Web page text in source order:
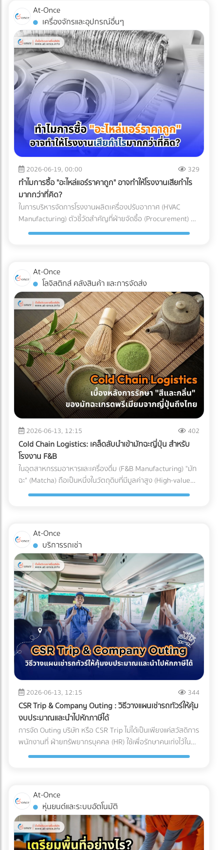
คาร์บอนในการส่งออกได้อย่างเห็นผล เปรียบเทียบวัสดุบรรจุ
ภัณฑ์สำหรับโรงงานอาหารแช่แข็ง บทสรุป การเปลี่ยนผ่านสู่บรรจุ
ภัณฑ์รักษ์โลกในสายการผลิตอาหารแช่แข็ง ไม่ใช่เรื่องของการ
หลับตาเลือกวัสดุที่มีป้าย Eco แปะอยู่ แต่เป็นการคำนวณเชิง
วิศวกรรมที่ต้องรักษาสมดุลระหว่าง "การรักษาสิ่งแวดล้อม" และ
"การรักษาคุณภาพอาหาร" การฝืนใช้วัสดุที่ทนความเย็นไม่ได้จน
ทำให้อาหารเสีย เกิดเป็นขยะอาหาร (Food Waste) จะสร้างผล
เสียต่อสิ่งแวดล้อมและต้นทุนของบริษัทมากกว่าตัวพลาสติกเอง
เสียอีก หัวใจสำคัญคือการเลือกพาร์ทเนอร์ด้านบรรจุภัณฑ์ที่
เข้าใจเทคโนโลยี Mono-material เพื่อผลักดันให้ธุรกิจของคุณ
เติบโตได้อย่างยั่งยืน ทั้งในแง่ของผลกำไรและการดูแลโลกใบนี้
การเลือกบรรจุภัณฑ์อาหารแช่แข็งที่ตอบโจทย์ทั้งนโยบาย ESG
และความปลอดภัยทางวิศวกรรม ไม่ใช่เรื่องที่ควรลองผิดลองถูก
คุณต้องการพาร์ทเนอร์ที่มีความเชี่ยวชาญตัวจริง เพื่อมาช่วย
ลดความเสี่ยง ป้องกันสินค้าเสียหาย และควบคุมต้นทุนของ
โรงงาน ไม่ต้องเสียเวลาค้นหาซัพพลายเออร์ทีละเจ้าให้เหนื่อย
เพราะที่ At-Once เราได้รวบรวมรายชื่อบริษัทและโรงงานชั้นนำ
กว่า 1,000 แห่งที่ให้บริการเกี่ยวข้องกับบรรจุภัณฑ์อย่างครบ
วงจรไว้ให้คุณแล้ว คลิกที่นี่!
หรือส่งออกไปยังประเทศที่มีข้อตกลงเขตการค้าเสรี (FTA) เช่น
จีน ญี่ปุ่น หรืออาเซียน ธุรกิจสามารถใช้ Certificate of Origin
(C/O) หรือหนังสือรับรองถิ่นกำเนิดสินค้า เพื่อขอลดหย่อนหรือ
ยกเว้นภาษีนำเข้าได้ ความเสี่ยง: กฎเกณฑ์ในการขอ C/O ของ
แต่ละประเทศมีความละเอียดอ่อนมาก หากกรอกข้อมูลใน
Commercial Invoice, Packing List ไม่ตรงกันเพียงจุดเดียว
หรือระบุเกณฑ์การผลิต (Origin Criteria) ผิดพลาด ปลายทาง
อาจปฏิเสธฟอร์มนั้นทันที ทำให้ผู้นำเข้าต้องจ่ายภาษีในอัตราปกติ
(MFN Rate) แบบเต็มจำนวน 3. ตกม้าตายเรื่องใบอนุญาตเฉพาะ
ทาง (Restricted Goods Licenses) สินค้าหลายประเภทไม่
สามารถนำเข้าได้ทันทีแม้จะจ่ายภาษีครบแล้วก็ตาม แต่ต้องมีใบ
อนุญาตจากหน่วยงานที่เกี่ยวข้อง เช่น อย. (FDA), มอก. (TISI),
หรือกรมวิชาการเกษตร ความเสี่ยง: หากธุรกิจสั่งของเข้ามาถึง
ท่าเรือแล้วเพิ่งทราบว่าต้องใช้ใบอนุญาต สินค้าจะถูกอายัดไว้ที่
ท่าเรือทันที สิ่งที่ตามมาคือ ค่าเสียเวลาพื้นที่ท่าเรือ
(Demurrage) และ ค่าเสียเวลาตู้ (Detention) ที่วิ่งเดินหน้าทุกวัน
(มักเริ่มต้นที่หลักพันและพุ่งสูงขึ้นเรื่อยๆ ต่อตู้ต่อวัน) หากขอใบ
อนุญาตไม่ทัน สินค้านั้นอาจถูกบังคับส่งกลับประเทศต้นทางหรือ
ถูกทำลายทิ้ง เปรียบเทียบชัดๆ: ทำเอง vs. ใช้ผู้เชี่ยวชาญ เพื่อชี้
ให้เห็นภาพชัดเจนว่าทำไมการจ้าง Freight Forwarder หรือ
การตามแก้ปัญหา ในอุตสาหกรรมโลจิสติกส์ มีประโยคคลาสสิกที่
ว่า "ปัญหาหน้าด่านศุลกากร เป็นปัญหาที่จ่ายแพงที่สุด" การ
ทำงานร่วมกับ Freight Forwarder ที่มีประสบการณ์ ไม่ใช่แค่การ
จ้างคนมาเดินเอกสาร แต่คือการจ้าง "ที่ปรึกษาทางกฎหมายและผู้
บริหารความเสี่ยง" ให้กับซัพพลายเชนของคุณ พวกเขาจะทำ
หน้าที่เป็นเกราะป้องกัน สแกนความผิดพลาดตั้งแต่ก่อนที่สินค้าจะ
ถูกบรรจุลงตู้คอนเทนเนอร์ สำหรับธุรกิจ SME หรือองค์กรที่
ต้องการเติบโตในตลาดโลกอย่างยั่งยืน การยอมจ่ายค่าบริการที่
สมเหตุสมผลให้กับผู้เชี่ยวชาญ ย่อมเป็นทางเลือกที่ปลอดภัยและ
คุ้มค่ากว่าการยอมเสี่ยงเพื่อประหยัดงบเพียงเล็กน้อย แต่ต้องมา
นั่งเสียใจกับค่าปรับและปัญหาสินค้าติดท่าเรือในภายหลังอย่าง
แวดล้อมที่ไม่ได้มาตรฐาน พลาสติกเหล่านั้นก็อาจกลายเป็นพาหะ
นำเชื้อโรคชั้นดี นี่คือจุดที่ "ห้องปลอดเชื้อ" หรือ "Cleanroom"
เข้ามามีบทบาทสำคัญในฐานะด่านป้อมปราการที่แข็งแกร่งที่สุด ใน
การปกป้องอุปกรณ์การแพทย์ให้รอดพ้นจากการปนเปื้อนก่อนถึง
มือแพทย์และคนไข้ Cleanroom ในอุตสาหกรรมพลาสติกการ
แพทย์ คืออะไร? Cleanroom คือห้องที่มีการควบคุมสภาพ
แวดล้อมอย่างเข้มงวด ไม่ว่าจะเป็นปริมาณฝุ่นละอองในอากาศ,
อุณหภูมิ, ความชื้น, และความดันอากาศ โดยใช้ระบบแผ่นกรอง
อากาศประสิทธิภาพสูง (HEPA หรือ ULPA Filters) เพื่อดักจับ
อนุภาคขนาดเล็กที่มองไม่เห็นด้วยตาเปล่า สำหรับการผลิต
พลาสติก Medical Grade (เช่น กระบอกฉีดยา, สายน้ำเกลือ,
หรือชิ้นส่วนรากฟันเทียม) มาตรฐานห้องปลอดเชื้อที่นิยมใช้มักจะ
อ้างอิงตามมาตรฐาน ISO 14644-1 โดยระดับที่พบได้บ่อยใน
โรงงานผลิตเครื่องมือแพทย์คือ ISO Class 7 และ ISO Class 8
ซึ่งมีการจำกัดจำนวนอนุภาคในอากาศอย่างรัดกุม เพื่อให้มั่นใจว่า
ชิ้นงานจะสะอาดที่สุด 3 เหตุผลที่ Cleanroom ขาดไม่ได้ในการ
ผลิตอุปกรณ์การแพทย์ ทำไมโรงงานรับฉีดพลาสติก (Injection
Molding) ทั่วไป ถึงไม่สามารถผลิตอุปกรณ์การแพทย์ได้? คำ
ตอบอยู่ในความเข้มงวด 3 ประการดังต่อไปนี้: 1. การควบคุม
ปริมาณเชื้อจุลินทรีย์ (Bioburden Control) ก่อนที่อุปกรณ์
จุลินทรีย์เริ่มต้น (Bioburden) ต่ำที่สุดเท่าที่จะทำได้ การผลิตชิ้น
ส่วนพลาสติกภายใน Cleanroom จะช่วยลดความเสี่ยงที่
แบคทีเรีย เชื้อรา หรือไวรัส จะเกาะติดลงบนผิวของพลาสติก ซึ่ง
ช่วยให้กระบวนการฆ่าเชื้อในขั้นตอนสุดท้ายมีประสิทธิภาพ
สมบูรณ์แบบ 100% 2. การป้องกันอนุภาคแปลกปลอม
(Particulate Matter Control) ในกรณีของอุปกรณ์ที่ต้องสัมผัส
กับกระแสเลือดโดยตรง เช่น สายสวนหลอดเลือด (Catheters)
หรือถุงเก็บเลือด ฝุ่นผงเพียงเล็กน้อยที่ปะปนเข้าไปอาจทำให้เกิด
ภาวะลิ่มเลือดอุดตัน หรือการอักเสบขั้นรุนแรงในร่างกายผู้ป่วยได้
ระบบ Cleanroom จะคอยกรองฝุ่นละออง สะเก็ดผิวหนัง หรือ
เส้นผมของพนักงาน ไม่ให้หลุดรอดลงไปในไลน์การผลิตอย่าง
เด็ดขาด 3. การควบคุมอุณหภูมิและความชื้น (Temperature &
Humidity) พลาสติกเกรดการแพทย์บางชนิดมีความไวต่อ
ความชื้นและอุณหภูมิ หากสภาพแวดล้อมแกว่งไปมา อาจส่งผล
ต่อขนาด (Dimension) และความแข็งแรงของชิ้นงาน
Cleanroom จะช่วยรักษาสภาพแวดล้อมให้คงที่ ทำให้ชิ้นส่วน
พลาสติกทุกชิ้นที่ถูกฉีดออกมามีขนาดที่แม่นยำ (Precision) ตาม
ที่วิศวกรออกแบบไว้ การบรรจุภัณฑ์ (Packaging): ขั้นตอนชี้ชะตา
ภายใน Cleanroom จุดบอดที่หลายคนมักมองข้ามคือ
กระบวนการบรรจุ แม้ชิ้นส่วนพลาสติกจะถูกผลิตออกมาอย่าง
ในโรงงานมาตรฐาน การนำชิ้นส่วนพลาสติกออกจากแม่พิมพ์
(Demolding), การประกอบชิ้นส่วน (Assembly), และ การซีล
บรรจุภัณฑ์ (Sealing) จะต้องดำเนินการให้เสร็จสิ้นภายใน
Cleanroom ทั้งหมด บรรจุภัณฑ์ที่ใช้มักเป็นถุงฟอยล์หรือถุง
Tyvek ที่ได้มาตรฐานการแพทย์ เมื่อซีลปิดผนึกเรียบร้อยแล้ว จึง
จะสามารถนำชิ้นงานนั้นออกจาก Cleanroom สู่คลังสินค้าปกติ
ได้ บทสรุป: ความมั่นใจที่ส่งต่อถึงมือผู้ป่วย การลงทุนสร้างและ
บำรุงรักษา Cleanroom มีต้นทุนที่สูงมาก ทั้งค่าระบบปรับอากาศ
ค่าชุดป้องกัน (Gowning) และการตรวจสอบมาตรฐานประจำปี แต่
สำหรับอุตสาหกรรมการแพทย์ นี่คือการลงทุนที่ประเมินค่าไม่ได้
สำหรับฝ่ายจัดซื้อหรือเจ้าของแบรนด์อุปกรณ์การแพทย์ การ
เลือกพาร์ทเนอร์ หรือ OEM โรงงานพลาสติกที่ได้รับการรับรอง
มาตรฐาน Cleanroom (ISO 14644) และระบบบริหารงาน
คุณภาพสำหรับเครื่องมือแพทย์ (ISO 13485) ไม่เพียงแต่ช่วยลด
ความเสี่ยงในการถูกตีกลับสินค้า (Product Recall) แต่ยัง
เป็นการสร้างความมั่นใจสูงสุดว่า ผลิตภัณฑ์ของคุณจะปลอดภัย
และพร้อมช่วยชีวิตผู้ป่วยได้อย่างแท้จริง
At-Once
เครื่องจักรและอุปกรณ์อื่นๆ
2026-06-19, 00:00 329
ทำไมการซื้อ "อะไหล่แอร์ราคาถูก" อาจทำให้โรงงานเสียกำไร
มากกว่าที่คิด?
ในการบริหารจัดการโรงงานผลิตเครื่องปรับอากาศ (HVAC
Manufacturing) ตัวชี้วัดสำคัญที่ฝ่ายจัดซื้อ (Procurement) มัก
ถูกกดดันเสมอคือ "การลดต้นทุน (Cost Reduction)" เพื่อเพิ่ม
อุตสาหกรรม การตัดสินใจด้วย "ราคาป้าย" เพียงอย่างเดียว
อาจนำมาซึ่ง "ต้นทุนแฝง (Hidden Costs)" มหาศาลที่กัดกินกำไร
ของบริษัทในระยะยาวโดยที่คุณไม่รู้ตัว 3 ต้นทุนแฝงสุดอันตราย
จากการใช้อะไหล่แอร์ที่ไม่ได้มาตรฐาน การประกอบเครื่องปรับ
อากาศหนึ่งเครื่องประกอบไปด้วยชิ้นส่วนกลไก (Mechanical
Parts) ที่ต้องทนต่อแรงดันและอุณหภูมิที่เปลี่ยนแปลงตลอดเวลา
หากเลือกใช้ชิ้นส่วนที่ไม่ได้มาตรฐาน นี่คือสิ่งที่อาจต้องจ่ายคืนใน
ภายหลัง: 1. ต้นทุนจากของเสียและเวลาสูญเปล่าในไลน์ผลิต
(False Reject & Downtime) อะไหล่ที่ราคาถูกมักจะแลกมากับ
การควบคุมคุณภาพ (QC) ที่หละหลวม สมมติว่ามีการนำ Stop
Valve ที่ไม่ได้มาตรฐานมาประกอบ เมื่อถึงขั้นตอนทดสอบแรงดัน
แล้วพบว่าวาล์วเกิดการรั่วซึม สิ่งที่ตามมาคือโรงงานต้องหยุด
สายพานการผลิต เสียเวลาถอดประกอบใหม่ และสูญเสียต้นทุน
ค่าแรงของพนักงานไปอย่างเปล่าประโยชน์ (Downtime Cost) 2.
ค่าใช้จ่ายในการเคลมสินค้าและชื่อเสียงที่เสียไป (Warranty
Claims & Reputation) "ความทนทาน" คือหัวใจของเครื่องปรับ
อากาศ ชิ้นส่วนอย่าง Accumulator ทำหน้าที่สำคัญในการดักจับ
ของเหลวไม่ให้ไหลกลับเข้าไปทำลายคอมเพรสเซอร์ หาก
Accumulator เกิดสนิมทะลุ หรือดักของเหลวไม่ได้
คอมเพรสเซอร์จะพังก่อนหมดอายุการใช้งานทันที ต้นทุนในการ
หลายร้อยเท่า 3. ต้นทุนจากการไม่ผ่านมาตรฐานสากล
(Compliance Risks) ในปี 2026 ทั่วโลกหันมาใช้น้ำยาแอร์รักษ์
โลก (Eco-Friendly Refrigerants) ซึ่งมักจะมีแรงดันสูงกว่า
น้ำยาแอร์ยุคเก่า ชิ้นส่วนราคาถูกอาจไม่ได้ถูกออกแบบมาเพื่อ
รองรับสเปกใหม่นี้ ทำให้ไม่ผ่านมาตรฐานความปลอดภัย
นอกจากนี้ หากซัพพลายเออร์ต้นทางไม่มีระบบจัดการสิ่ง
แวดล้อมที่ดี โรงงานก็อาจเผชิญความยากลำบากในการขอใบรับ
รองสากลเพื่อส่งออกสินค้าไปต่างประเทศ บทสรุป: การเปลี่ยน
มุมมองจาก "ราคา" สู่ "ความคุ้มค่า" แบรนด์ผู้ผลิตเครื่องปรับ
อากาศชั้นนำระดับโลก ล้วนเข้าใจถึงกฎข้อนี้ดี พวกเขาจึงมักไม่
ประนีประนอมกับชิ้นส่วนกลไกที่อยู่ภายใน และเจาะจงเลือกใช้ผู้
ผลิตชิ้นส่วน (OEM) ที่มีกระบวนการตรวจสอบคุณภาพแบบ
Standards หรือมาตรฐาน ISO) เท่านั้น การเปลี่ยนมุมมองจาก
การหา "อะไหล่ที่ถูกที่สุด" เป็น "อะไหล่ที่ลดความเสี่ยงได้มากที่สุด"
คือกุญแจสำคัญที่ทำให้องค์กรเติบโตอย่างยั่งยืน การเลือก
ซัพพลายเออร์จึงไม่ใช่แค่การเปรียบเทียบใบเสนอราคา แต่คือการ
มองหา "พาร์ทเนอร์เชิงกลยุทธ์" ที่สามารถช่วยควบคุม Total
Cost of Ownership ได้อย่างแท้จริง ท้ายที่สุดแล้ว การลงทุนกับ
ชิ้นส่วนที่มีคุณภาพตั้งแต่ต้นทาง ย่อมเป็นทางเลือกที่คุ้มค่ากว่า
At-Once
โลจิสติกส์ คลังสินค้า และการจัดส่ง
2026-06-13, 12:15 402
Cold Chain Logistics: เคล็ดลับนำเข้ามัทฉะญี่ปุ่น สำหรับ
โรงงาน F&B
ในอุตสาหกรรมอาหารและเครื่องดื่ม (F&B Manufacturing) "มัท
ฉะ" (Matcha) ถือเป็นหนึ่งในวัตถุดิบที่มีมูลค่าสูง (High-value
Ingredient) และได้รับความนิยมอย่างต่อเนื่อง แต่ในขณะเดียวกัน
การขนส่งผงชาใส่ตู้คอนเทนเนอร์แล้วจบไป เพราะหากขาดการ
บริหารจัดการซัพพลายเชนที่ถูกต้อง สิ่งที่ส่งมาถึงหน้าโรงงาน
อาจกลายเป็นเพียง "ผงชาสีหม่น" ที่สูญเสียทั้งเอกลักษณ์และ
มูลค่า กุญแจสำคัญที่อยู่เบื้องหลังการคงสภาพความสดใหม่ สี
เขียวสว่าง และกลิ่นอูมามิของมัทฉะไว้ได้อย่างสมบูรณ์แบบ คือ
ระบบขนส่งที่เรียกว่า Cold Chain Logistics (ระบบห่วงโซ่ความ
เย็น) ทำไม "มัทฉะ" ถึงต้องการการดูแลระดับพิเศษ? ก่อนจะเข้าใจ
ความสำคัญของการขนส่ง ต้องเข้าใจธรรมชาติของผงมัทฉะ
ก่อน มัทฉะคือการนำใบชาทั้งใบไปบดละเอียดด้วยโม่หินจนเป็นผง
ขนาดไมครอน ทำให้ตัวผงชามีพื้นที่ผิวสัมผัสกับอากาศมาก ศัตรู
ตัวร้ายที่ทำลายคุณภาพของมัทฉะมีอยู่ 3 ประการหลัก: ความ
ร้อน (Heat): อุณหภูมิที่สูงเกินไปจะเร่งกระบวนการสลายตัวของ
คลอโรฟิลล์ (Chlorophyll) ทำให้สีเขียวสว่างสดใส (Vibrant
Green) กลายเป็นสีเหลืองอมน้ำตาล (Yellowish-brown)
ออกซิเจน (Oxygen): ทำให้เกิดปฏิกิริยาออกซิเดชัน (Oxidation)
ซึ่งจะทำลายสารประกอบที่ให้กลิ่นหอม (Aroma) และสารต้าน
อนุมูลอิสระ (Catechins) ทำให้รสชาติอูมามิหายไป และเกิดความ
ขมฝาดขึ้นมาแทน ความชื้นและแสง (Moisture & Light): เร่งการ
เติบโตของจุลินทรีย์ และทำให้สีของชาซีดจางลงอย่างรวดเร็ว
Cold Chain Logistics ทำงานอย่างไรในเส้นทาง ญี่ปุ่น-ไทย?
รอยต่อ" (Seamless Temperature Control) ตั้งแต่หน้าฟาร์มที่
ญี่ปุ่นจนถึงประตูโรงงานในไทย 1. Origin (ต้นทางที่ญี่ปุ่น):
กระบวนการเริ่มต้นตั้งแต่หลังจากการบด ผงมัทฉะจะถูกบรรจุใน
ถุงฟอยล์ทึบแสงแบบสุญญากาศ หรือซีลพร้อมซองดูดออกซิเจน
ทันที จากนั้นจะถูกนำไปจัดเก็บในคลังสินค้าควบคุมอุณหภูมิ (มัก
At-Once
บริการรถเช่า
2026-06-13, 12:15 344
CSR Trip & Company Outing : วิธีวางแผนเช่ารถทัวร์ให้คุ้ม
งบประมาณและนำไปหักภาษีได้
การจัด Outing บริษัท หรือ CSR Trip ไม่ได้เป็นเพียงแค่สวัสดิการ
พนักงานที่ ฝ่ายทรัพยากรบุคคล (HR) ใช้เพื่อรักษาคนเก่งไว้ใน
องค์กรเท่านั้น แต่ในมุมมองของผู้บริหารและฝ่ายบัญชี กิจกรรม
หากมีการวางแผนอย่างถูกต้องตามข้อกำหนดของกรม
สรรพากร เงื่อนไขการนำค่าใช้จ่าย Outing & CSR ไปหักภาษี
บริษัท การจะตอบคำถามว่า "เช่ารถบัสจัดสัมมนา หักภาษีได้
ไหม?" ต้องพิจารณาเงื่อนไขหลัก ดังนี้: ต้องมีวัตถุประสงค์เพื่อ
การพัฒนาบุคลากร: กิจกรรมต้องมีกำหนดการ (Itinerary)
At-Once
หุ่นยนต์และระบบอัตโนมัติ